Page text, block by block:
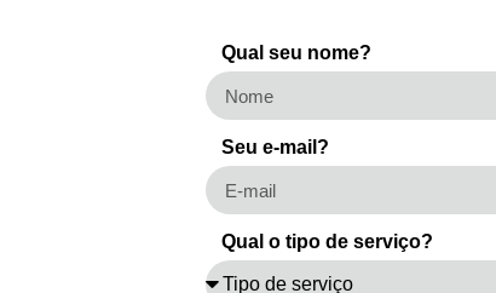
Qual seu nome?
Seu e-mail?
Qual o tipo de serviço?